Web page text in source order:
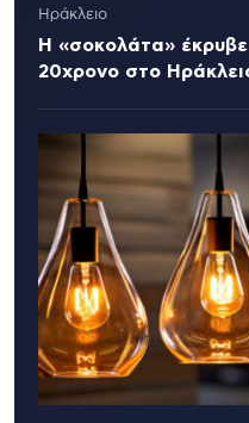
Ηράκλειο
Η «σοκολάτα»
20χρονο στο